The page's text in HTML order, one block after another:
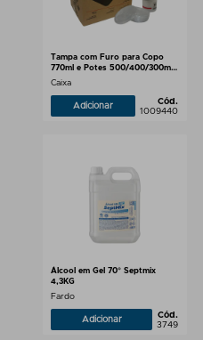
Tampa com Furo para Copo
770ml e Potes 500/400/300ml
TP08 Copaza 1.000 unidades
Caixa
Adicionar
Cód.
1009440
Álcool em Gel 70° Septmix
4,3KG
Fardo
Adicionar
Cód.
3749